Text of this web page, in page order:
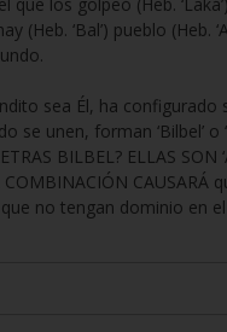
(Heb. ‘Bal’) pueblo
sea Él, ha configurado
se unen, forman ‘Bilbel’
BILBEL? ELLAS SON
COMBINACIÓN
no tengan dominio en